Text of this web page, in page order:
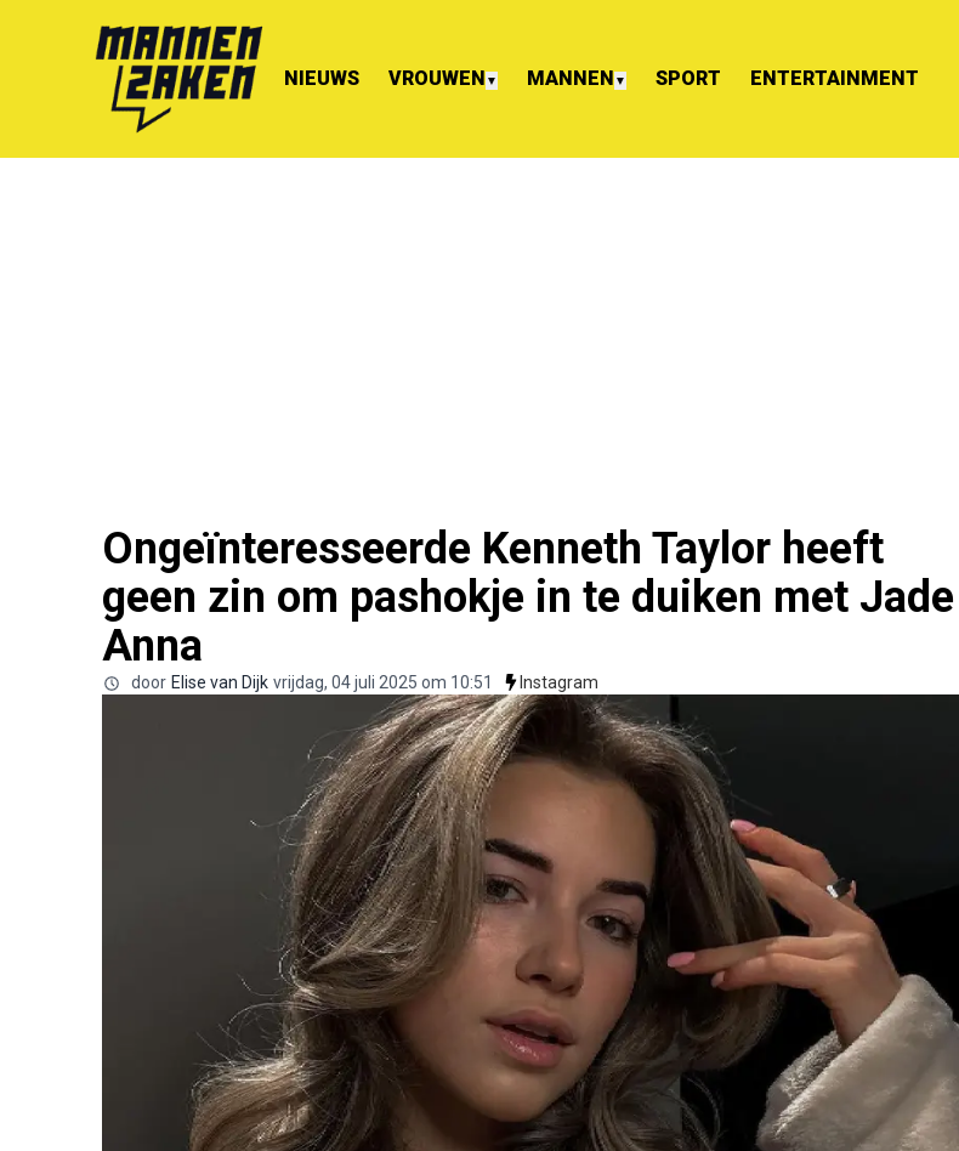
NIEUWS VROUWEN ▼ MANNEN ▼ SPORT ENTERTAINMENT
Ongeïnteresseerde Kenneth Taylor heeft
geen zin om pashokje in te duiken met Jade
Anna
door Elise van Dijk vrijdag, 04 juli 2025 om 10:51 Instagram